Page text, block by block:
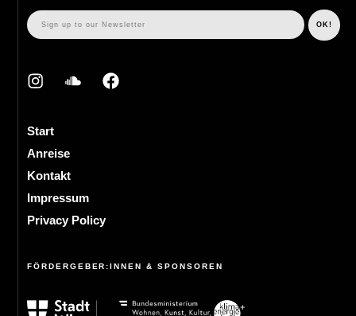
Start
Anreise
Kontakt
Impressum
Privacy Policy
FÖRDERGEBER:INNEN & SPONSOREN